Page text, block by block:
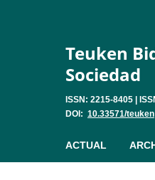
Teuken
Sociedad
ISSN: 2215-8405 |
DOI: 10.33571/teuken
ACTUAL